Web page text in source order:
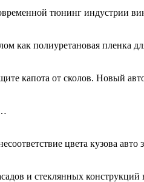
тюнинг индустрии
как полиуретановая пленка
капота от сколов. Новый
цвета кузова
и стеклянных